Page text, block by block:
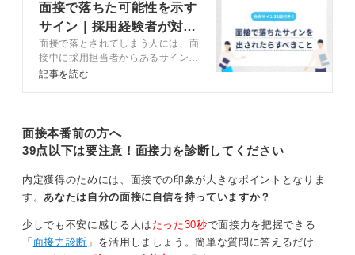
一方で、手応えがまったくなかったのに採用された経験
もあります。
面接官とまったく目が合わず、質問も淡々としていたた
め「不合格だ」と感じていましたが、後からその人が
ないと実感した経験です。面接時間が予定より早く終わ
った場合も、評価が高く文句なしで合格だったというケ
ースもあります。
面接の手応えだけをあてにして諦めるのはまだ早いで
す。落ちたなと感じても後悔の無いようにしっかりと面
接を受けきることが大切だと思います。
面接で落ちた可能性を示す
サイン｜採用経験者が対処
法も解説
面接で落とされてしまう人には、面
接中に採用担当者からあるサインが
出されることがあります。この記事
交えつつ解説します。
記事を読む
面接本番前の方へ
39点以下は要注意！面接力を診断してください
内定獲得のためには、面接での印象が大きなポイントとなりま
す。あなたは自分の面接に自信を持っていますか？
少しでも不安に感じる人は たった30秒で面接力を把握できる
「 面接力診断 」を活用しましょう。簡単な質問に答えるだけ